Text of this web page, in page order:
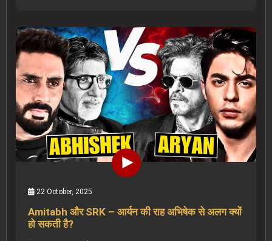
22 October, 2025
Amitabh और SRK – आर्यन की राह अभिषेक से अलग क्यों
हो सकती है?